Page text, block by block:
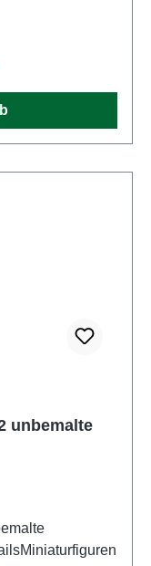
Set aus
ab 14
unbemalte